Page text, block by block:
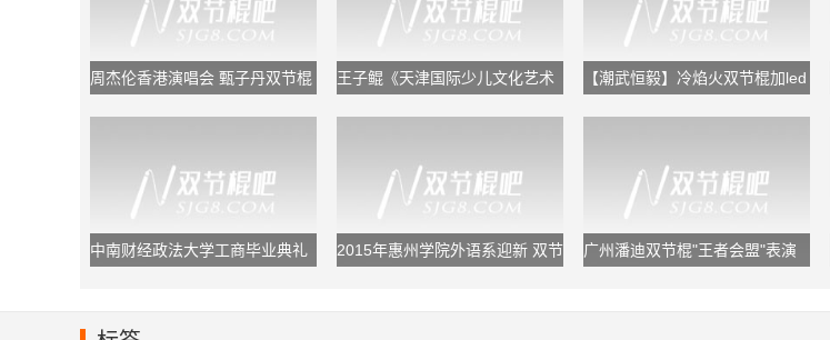
周杰伦香港演唱会 甄子丹双节棍
王子鲲《天津国际少儿文化艺术
【潮武恒毅】冷焰火双节棍加led
中南财经政法大学工商毕业典礼
2015年惠州学院外语系迎新 双节
广州潘迪双节棍"王者会盟"表演